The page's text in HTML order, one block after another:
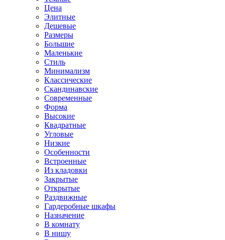
Цена
Элитные
Дешевые
Размеры
Большие
Маленькие
Стиль
Минимализм
Классические
Скандинавские
Современные
Форма
Высокие
Квадратные
Угловые
Низкие
Особенности
Встроенные
Из кладовки
Закрытые
Открытые
Раздвижные
Гардеробные шкафы
Назначение
В комнату
В нишу